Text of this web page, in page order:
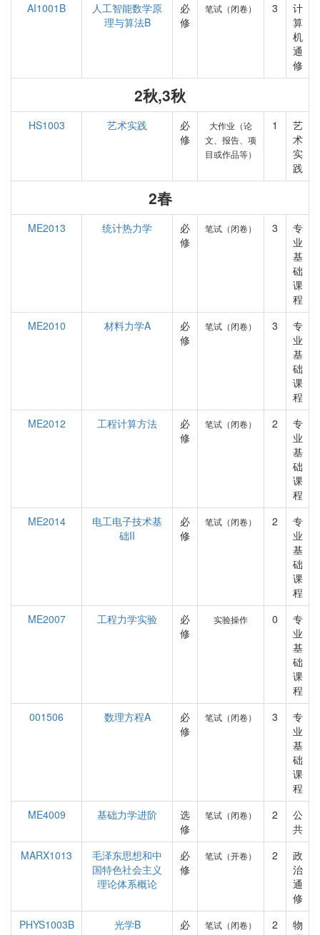
AI1001B
人工智能数学原
理与算法B
必
修
笔试（闭卷） 3
计
算
机
通
修
2秋,3秋
HS1003 艺术实践
必
修
大作业（论
文、报告、项
目或作品等）
1
艺
术
实
践
2春
ME2013 统计热力学
必
修
笔试（闭卷） 3
专
业
基
础
课
程
ME2010
材料力学A
必
修
笔试（闭卷） 3
专
业
基
础
课
程
ME2012
工程计算方法
必
修
笔试（闭卷） 2
专
业
基
础
课
程
ME2014
电工电子技术基
础II
必
修
笔试（闭卷） 2
专
业
基
础
课
程
ME2007
工程力学实验
必
修
实验操作 0
专
业
基
础
课
程
001506
数理方程A
必
修
笔试（闭卷） 3
专
业
基
础
课
程
ME4009
基础力学进阶
选
修
笔试（闭卷） 2
公
共
MARX1013
毛泽东思想和中
国特色社会主义
理论体系概论
必
修
笔试（开卷） 2
政
治
通
修
PHYS1003B
光学B
必
笔试（闭卷） 2
物